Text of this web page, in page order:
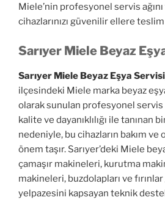
Miele’nin profesyonel servis
cihazlarınızı güvenilir ellere
Sarıyer Miele Beyaz
Sarıyer Miele Beyaz Eşya
ilçesindeki Miele marka beyaz
olarak sunulan profesyonel
kalite ve dayanıklılığı ile tanınan
nedeniyle, bu cihazların bakım ve
önem taşır. Sarıyer’deki Miele
çamaşır makineleri, kurutma
makineleri, buzdolapları ve
yelpazesini kapsayan teknik